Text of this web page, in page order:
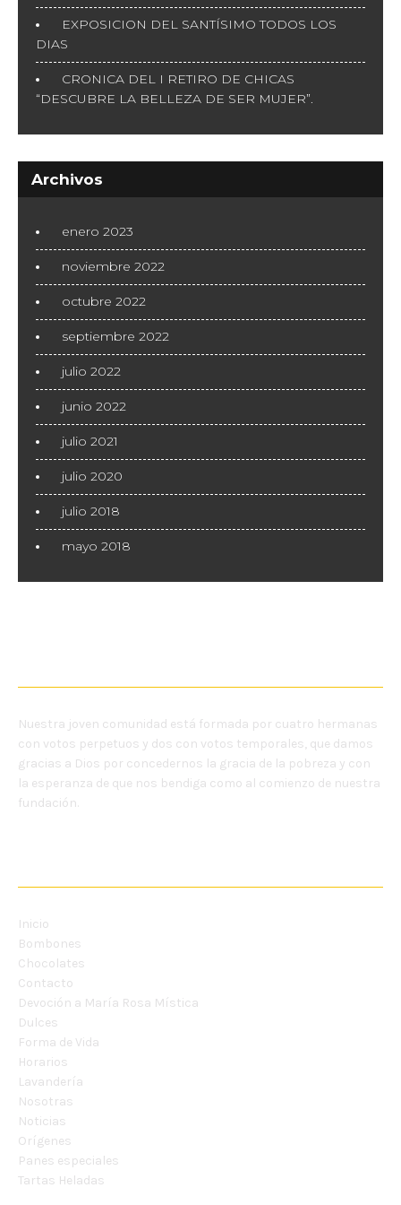
EXPOSICION DEL SANTÍSIMO TODOS LOS
DIAS
CRONICA DEL I RETIRO DE CHICAS
“DESCUBRE LA BELLEZA DE SER MUJER”.
Archivos
enero 2023
noviembre 2022
octubre 2022
septiembre 2022
julio 2022
junio 2022
julio 2021
julio 2020
julio 2018
mayo 2018
Nuestra joven comunidad está formada por cuatro hermanas
con votos perpetuos y dos con votos temporales, que damos
gracias a Dios por concedernos la gracia de la pobreza y con
la esperanza de que nos bendiga como al comienzo de nuestra
fundación.
Inicio
Bombones
Chocolates
Contacto
Devoción a María Rosa Mística
Dulces
Forma de Vida
Horarios
Lavandería
Nosotras
Noticias
Orígenes
Panes especiales
Tartas Heladas